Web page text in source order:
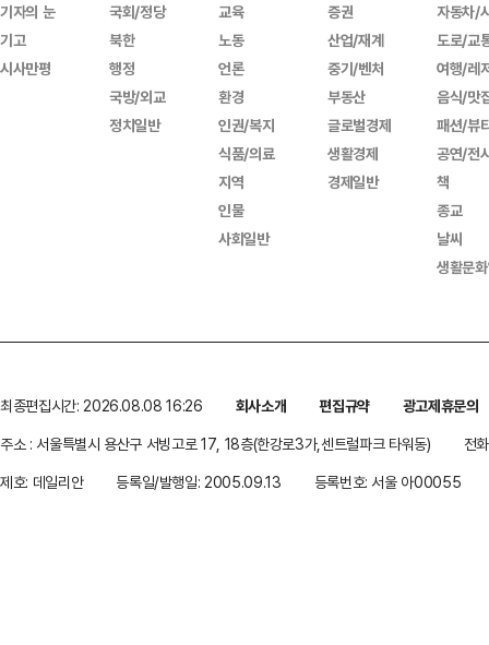
기자의 눈
기고
시사만평
국회/정당
북한
행정
국방/외교
정치일반
교육
노동
언론
환경
인권/복지
식품/의료
지역
인물
사회일반
증권
산업/재계
중기/벤처
부동산
글로벌경제
생활경제
경제일반
자동차/
도로/교
여행/레
음식/맛
패션/뷰
공연/전
책
종교
날씨
생활문
최종편집시간: 2026.08.08 16:26 회사소개 편집규약
광고제휴문의
주소 : 서울특별시 용산구 서빙고로 17, 18층(한강로3가,센트럴파크 타워동)
전
제호: 데일리안
등록일/발행일: 2005.09.13 등록번호: 서울 아00055